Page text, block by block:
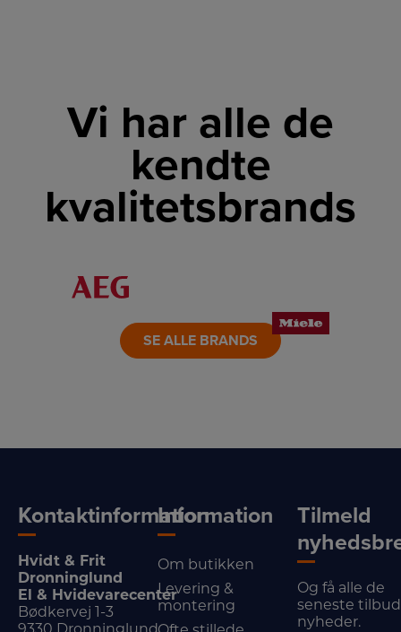
Vi har alle de
kendte
kvalitetsbrands
LINK
SE ALLE BRANDS
Kontaktinformation
Hvidt & Frit
Dronninglund
El & Hvidevarecenter
Bødkervej 1-3
Information
Om butikken
Levering &
montering
Tilmeld
Og få alle de
seneste
nyheder.